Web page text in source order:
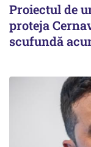
Proiectul de
proteja
scufundă